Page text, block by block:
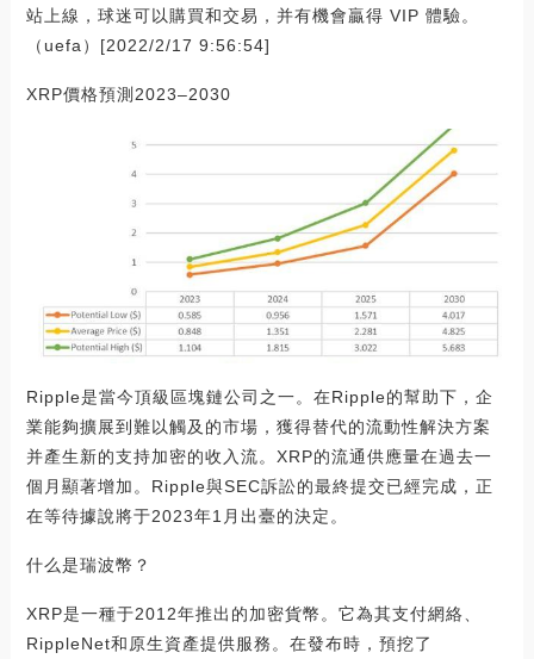
站上線，球迷可以購買和交易，并有機會贏得 VIP 體驗。
（uefa）[2022/2/17 9:56:54]
XRP價格預測2023–2030
Ripple是當今頂級區塊鏈公司之一。在Ripple的幫助下，企
業能夠擴展到難以觸及的市場，獲得替代的流動性解決方案
并產生新的支持加密的收入流。XRP的流通供應量在過去一
個月顯著增加。Ripple與SEC訴訟的最終提交已經完成，正
在等待據說將于2023年1月出臺的決定。
什么是瑞波幣？
XRP是一種于2012年推出的加密貨幣。它為其支付網絡、
RippleNet和原生資產提供服務。在發布時，預挖了